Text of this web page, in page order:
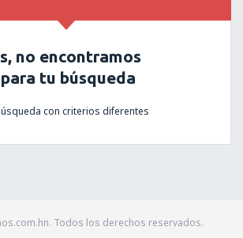
no encontramos
tu búsqueda
con criterios diferentes
Todos los derechos reservados.